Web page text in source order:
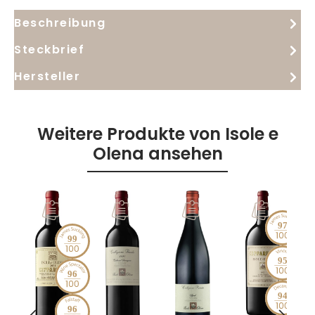
Hauptspeisen mit rotem fleisch.
Beschreibung
Steckbrief
Hersteller
Weitere Produkte von Isole e
Olena ansehen
99
96
96
97
95
94